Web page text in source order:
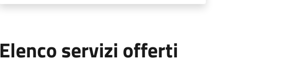
Elenco servizi offerti